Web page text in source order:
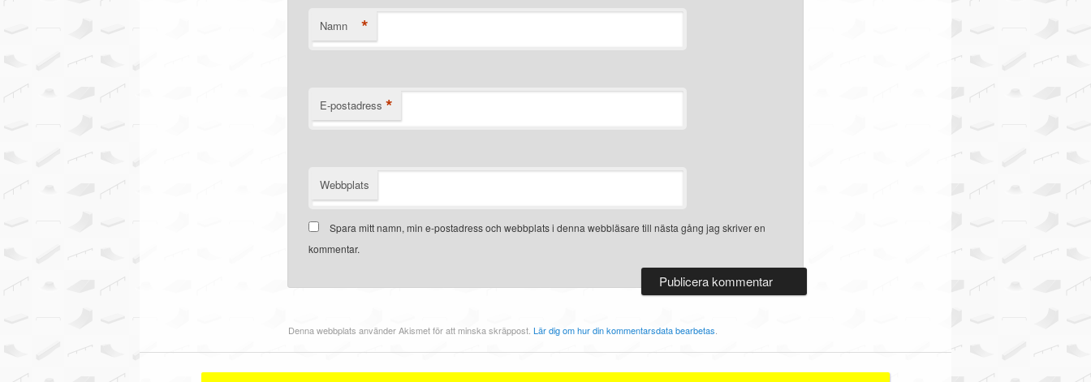
Namn *
E-postadress *
Webbplats
Spara mitt namn, min e-postadress och webbplats i denna webbläsare till nästa gång jag skriver en
kommentar.
Denna webbplats använder Akismet för att minska skräppost. Lär dig om hur din kommentarsdata bearbetas